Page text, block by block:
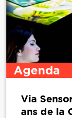
Agenda
Via
ans de la